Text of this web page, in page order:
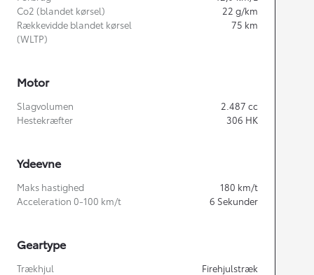
Co2 (blandet kørsel)
22 g/km
Rækkevidde blandet kørsel
(WLTP)
75 km
Motor
Slagvolumen 2.487 cc
Hestekræfter
306 HK
Ydeevne
Maks hastighed 180 km/t
Acceleration 0-100 km/t
6 Sekunder
Geartype
Trækhjul
Firehjulstræk